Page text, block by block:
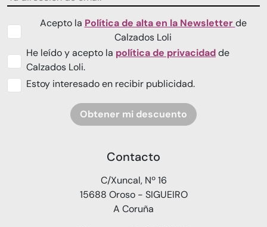
Acepto la Política de alta en la Newsletterde
Calzados Loli
He leído y acepto la política de privacidadde
Calzados Loli.
Estoy interesado en recibir publicidad.
Obtener mi descuento
Contacto
C/Xuncal, Nº 16
15688 Oroso - SIGUEIRO
A Coruña